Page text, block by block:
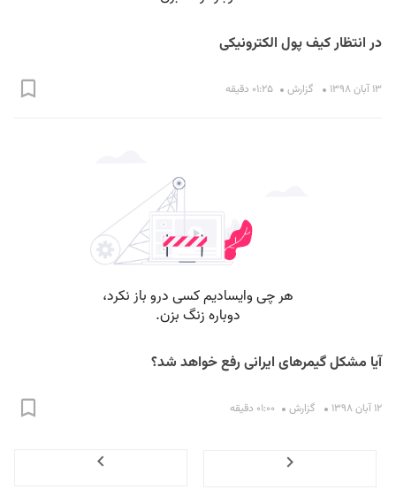
در انتظار کیف پول الکترونیکی
۱۳ آبان ۱۳۹۸ گزارش ۰۱:۲۵ دقیقه
آیا مشکل گیمرهای ایرانی رفع خواهد شد؟
۱۲ آبان ۱۳۹۸ گزارش ۰۱:۰۰ دقیقه